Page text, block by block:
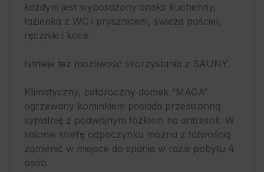
każdym jest wyposażony aneks kuchenny,
łazienka z WC i prysznicem, świeża pościel,
ręczniki i koce.
Istnieje też możliwość skorzystania z SAUNY.
Klimatyczny, całoroczny domek “MAGA”
ogrzewany kominkiem posiada przestronną
sypialnię z podwójnym łóżkiem na antresoli. W
salonie strefę odpoczynku można z łatwością
zamienić w miejsce do spania w razie pobytu 4
osób.